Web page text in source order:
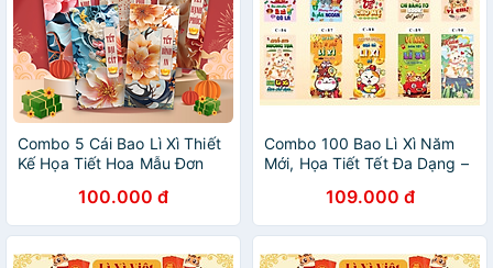
Combo 5 Cái Bao Lì Xì Thiết
Kế Họa Tiết Hoa Mẫu Đơn
Dày Dặn - SBOOKS
100.000 đ
Combo 100 Bao Lì Xì Năm
Mới, Họa Tiết Tết Đa Dạng –
109.000 đ